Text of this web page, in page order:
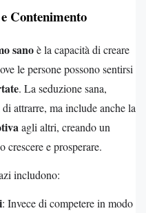
Contenimento
sanoè la capacità di creare
le persone possono sentirsi
. La seduzione sana,
attrarre, ma include anche la
agli altri, creando un
crescere e prosperare.
includono:
: Invece di competere in modo